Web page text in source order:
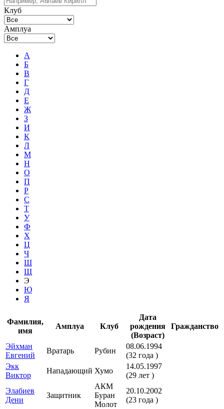
Клуб
Амплуа
А
Б
В
Г
Д
Е
Ж
З
И
К
Л
М
Н
О
П
Р
С
Т
У
Ф
Х
Ц
Ч
Ш
Щ
Э
Ю
Я
Фамилия,
имя
Амплуа Клуб
Дата
рождения
(Возраст)
Гражданство
Эйхман
Евгений
Вратарь Рубин
08.06.1994
(32 года )
Экк
Виктор
Нападающий Хумо
14.05.1997
(29 лет )
Элабиев
Дени
Защитник
АКМ
Буран
Молот
20.10.2002
(23 года )